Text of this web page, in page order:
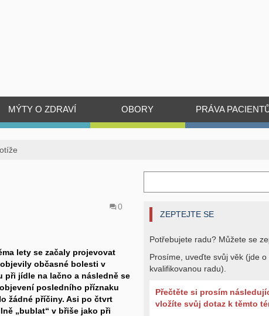
MÝTY O ZDRAVÍ OBORY PRÁVA
0
lety se začaly projevovat
občasné bolesti v
jídle na lačno a následně se
posledního příznaku
žádné příčiny. Asi po čtvrt
„bublat“ v břiše jako při
ZEPTEJTE SE
Potřebujete radu? Můžete se
Prosíme, uveďte svůj věk (jde
kvalifikovanou radu).
Přečtěte si prosím
vložíte svůj dotaz k těmto